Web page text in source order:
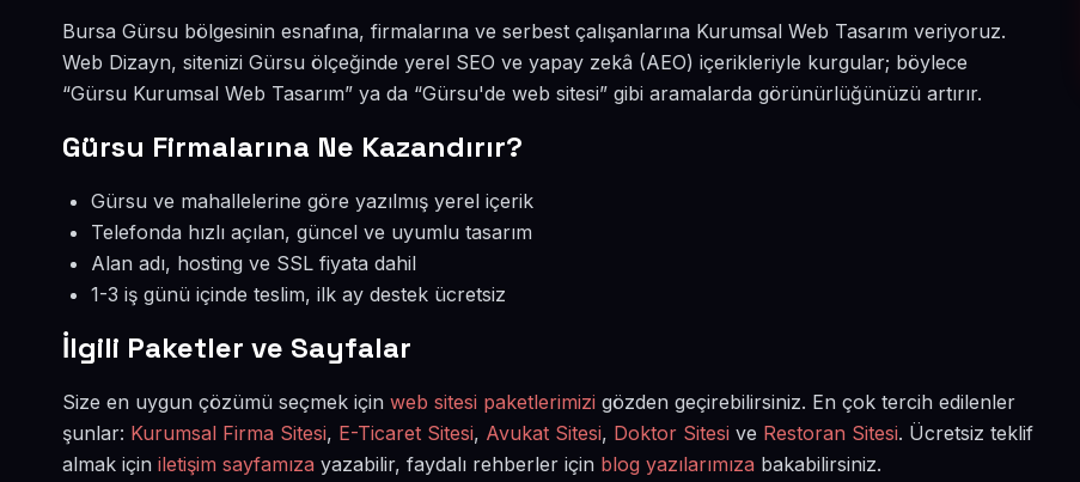
Bursa Gürsu bölgesinin esnafına, firmalarına ve serbest çalışanlarına Kurumsal Web Tasarım veriyoruz.
Web Dizayn, sitenizi Gürsu ölçeğinde yerel SEO ve yapay zekâ (AEO) içerikleriyle kurgular; böylece
“Gürsu Kurumsal Web Tasarım” ya da “Gürsu'de web sitesi” gibi aramalarda görünürlüğünüzü artırır.
Gürsu Firmalarına Ne Kazandırır?
Gürsu ve mahallelerine göre yazılmış yerel içerik
Telefonda hızlı açılan, güncel ve uyumlu tasarım
Alan adı, hosting ve SSL fiyata dahil
1-3 iş günü içinde teslim, ilk ay destek ücretsiz
İlgili Paketler ve Sayfalar
Size en uygun çözümü seçmek için web sitesi paketlerimizi gözden geçirebilirsiniz. En çok tercih edilenler
şunlar: Kurumsal Firma Sitesi, E-Ticaret Sitesi, Avukat Sitesi, Doktor Sitesi ve Restoran Sitesi. Ücretsiz teklif
almak için iletişim sayfamıza yazabilir, faydalı rehberler için blog yazılarımıza bakabilirsiniz.